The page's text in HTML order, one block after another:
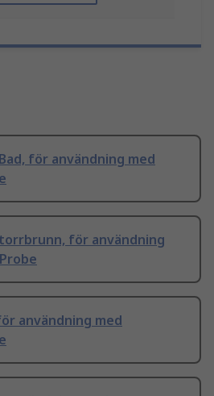
för användning med
för användning
användning med